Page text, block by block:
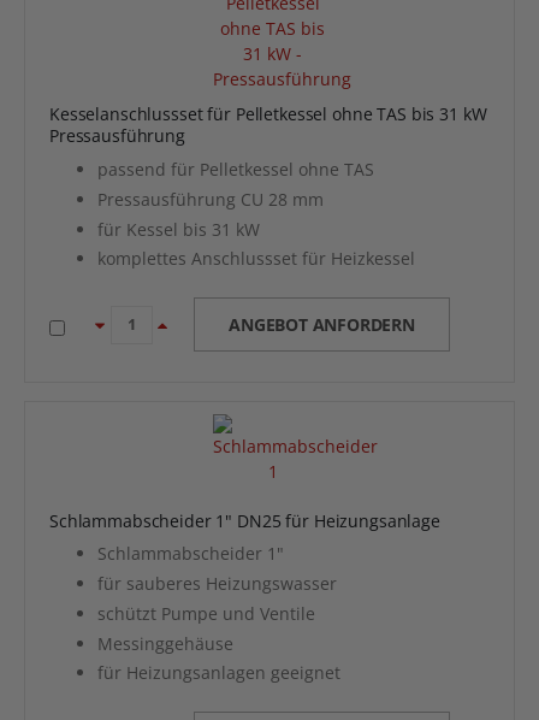
Kesselanschlussset für Pelletkessel ohne TAS bis 31 kW
Pressausführung
passend für Pelletkessel ohne TAS
Pressausführung CU 28 mm
für Kessel bis 31 kW
komplettes Anschlussset für Heizkessel
ANGEBOT ANFORDERN
Schlammabscheider 1" DN25 für Heizungsanlage
Schlammabscheider 1"
für sauberes Heizungswasser
schützt Pumpe und Ventile
Messinggehäuse
für Heizungsanlagen geeignet